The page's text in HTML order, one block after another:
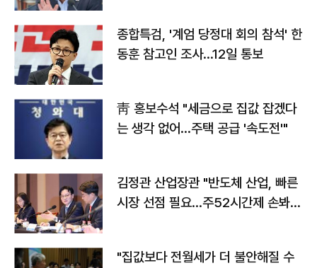
종합특검, '계엄 당정대 회의 참석' 한
동훈 참고인 조사...12일 통보
靑 홍보수석 "세금으로 집값 잡겠다
는 생각 없어…주택 공급 '속도전'"
김정관 산업장관 "반도체 산업, 빠른
시장 선점 필요…주52시간제 손봐
"집값보다 전월세가 더 불안해질 수